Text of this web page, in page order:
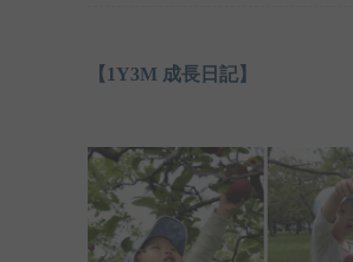
【1Y3M 成長日記】